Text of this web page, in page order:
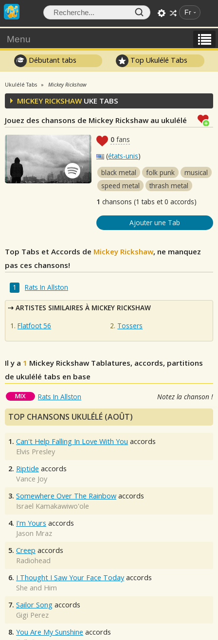
Fr
Menu
Débutant tabs Top Ukulélé Tabs
Ukulélé Tabs Mickey Rickshaw
MICKEY RICKSHAW UKE TABS
Jouez des chansons de Mickey Rickshaw au ukulélé
0 fans
(états-unis)
black metal
folk punk
musical
speed metal
thrash metal
1 chansons (1 tabs et 0 accords)
Ajouter une Tab
Top Tabs et Accords de Mickey Rickshaw, ne manquez
pas ces chansons!
Rats In Allston
ARTISTES SIMILAIRES À MICKEY RICKSHAW
Flatfoot 56
Tossers
Il y a 1 Mickey Rickshaw Tablatures, accords, partitions
de ukulélé tabs en base
MIX Rats In Allston Notez la chanson !
TOP CHANSONS UKULÉLÉ (AOÛT)
1. Can't Help Falling In Love With You accords
Elvis Presley
2. Riptide accords
Vance Joy
3. Somewhere Over The Rainbow accords
Israel Kamakawiwo'ole
4. I'm Yours accords
Jason Mraz
5. Creep accords
Radiohead
6. I Thought I Saw Your Face Today accords
She and Him
7. Sailor Song accords
Gigi Perez
8. You Are My Sunshine accords